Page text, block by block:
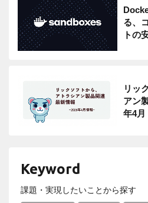
る、
トの
リッ
アン
年4月
Keyword
課題・実現したいことから探す